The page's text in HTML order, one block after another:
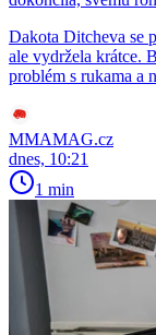
Dakota Ditcheva se
ale vydržela krátce.
problém s rukama a
MMAMAG.cz
dnes, 10:21
1 min